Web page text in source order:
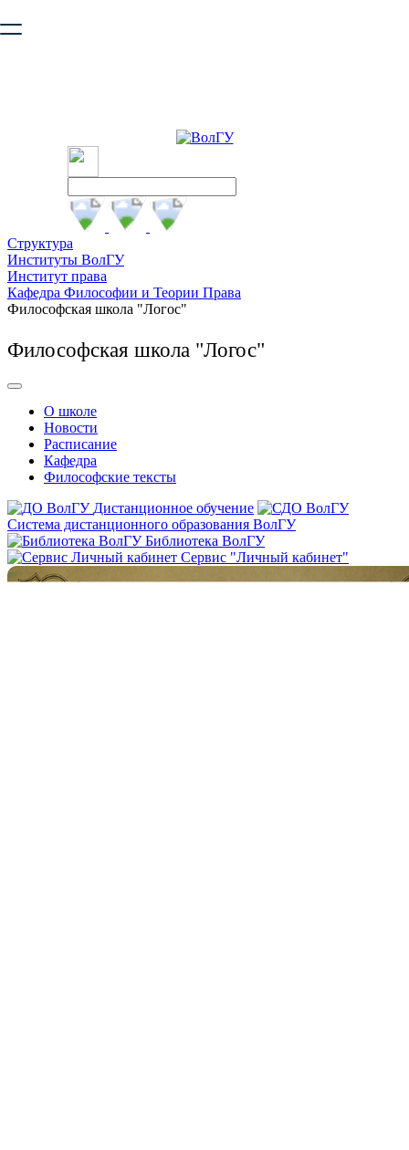
безопасную работу с сайтом. Пожалуйста
Структура
Институты ВолГУ
Институт права
Кафедра Философии и Теории Права
Философская школа "Логос"
Философская школа "Логос"
О школе
Новости
Расписание
Кафедра
Философские тексты
Дистанционное обучение
Система дистанционного образования ВолГУ
Библиотека ВолГУ
Сервис "Личный кабинет"